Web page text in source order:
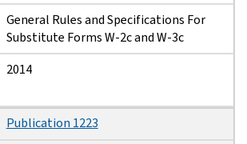
General Rules and Specifications For
Substitute Forms W-2c and W-3c
2014
Publication 1223